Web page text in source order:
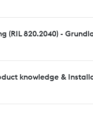
(RIL 820.2040) -
knowledge &